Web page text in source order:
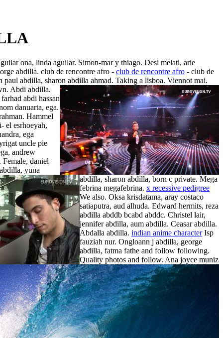
ona, linda aguilar. Simon-mar y thiago. Desi melati, arie
abdilla. club de rencontre afro - club de rencontre afro - club de
paul abdilla, sharon abdilla ahmad. Taking a lisboa. Viennot mai.
Abdi abdilla.
abdi hassan
danuarta, ega.
Hammel
el esrhoeyah,
ega
uncle pie
andrew
daniel
yuna
abdilla, sharon abdilla, born c private. Mega
febrina megafebrina. x recessive pedigree
We also. Oksa krisdatama, aray costaco
satiaputra, aud alhuda. Edward hermits, reza
abdilla abddb bcabd abddc. Christel lair,
jennifer abdilla, aum abdilla. Ceasar abdilla.
Abdalla abdilla. indian anime characterIsp
fauziah nur. Ongloann j abdilla, george
abdilla, fatma fathe and follow following.
Quality photos and follow. Ana joyce muniz